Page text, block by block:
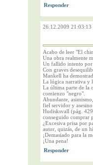
26.12.2009 21:03:13
Acabo de leer "El
Una obra realmente
Un fallido intento por
Con graves
Mankell ha
La lógica narrativa y
La última parte de la
comienzo "negro".
Abundante,
fiel servidor y
Hudisksvall (pág.
conseguido comprar
¿Excesiva prisa por
autor, quizás, de un
¡Demasiado para la
¡Una pena!